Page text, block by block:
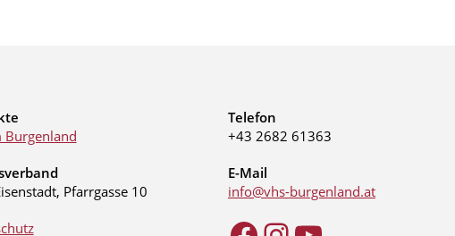
Burgenland
Pfarrgasse 10
Telefon
+43 2682 61363
E-Mail
info@vhs-burgenland.at